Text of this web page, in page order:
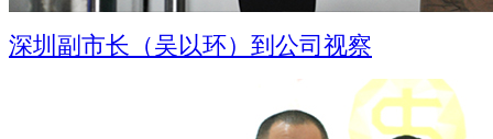
深圳副市长（吴以环）到公司视察